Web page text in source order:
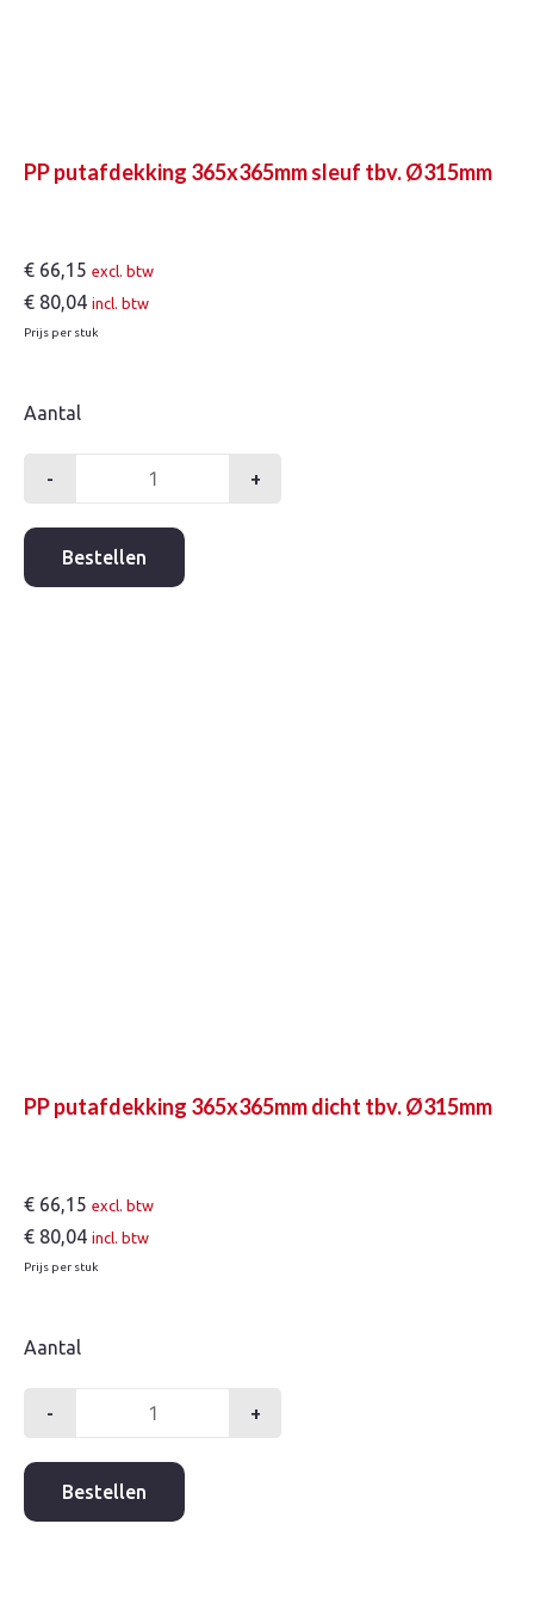
PP putafdekking 365x365mm sleuf tbv. Ø315mm
€ 66,15 excl. btw
€ 80,04 incl. btw
Prijs per stuk
Aantal
-
putafdekking
365x365mm
sleuf
+
Bestellen
PP putafdekking 365x365mm dicht tbv. Ø315mm
€ 66,15 excl. btw
€ 80,04 incl. btw
Prijs per stuk
Aantal
-
putafdekking
365x365mm
dicht
+
Bestellen